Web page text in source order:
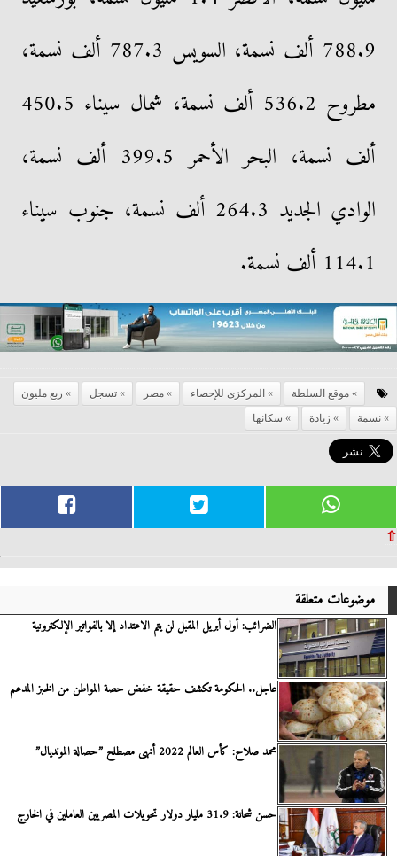
788.9 ألف نسمة، السويس 787.3 ألف نسمة،
مطروح 536.2 ألف نسمة، شمال سيناء 450.5
ألف نسمة، البحر الأحمر 399.5 ألف نسمة،
الوادي الجديد 264.3 ألف نسمة، جنوب سيناء
114.1 ألف نسمة.
موقع السلطة المركزى للإحصاء مصر تسجل
ربع مليون
نسمة
زيادة سكانها
⇧
موضوعات متعلقة
الضرائب: أول أبريل المقبل لن يتم الاعتداد إلا بالفواتير الإلكترونية
عاجل.. الحكومة تكشف حقيقة خفض حصة المواطن من الخبز المدعم
محمد صلاح: كأس العالم 2022 أنهى مصطلح ”حصالة المونديال”
حسن شحاتة: 31.9 مليار دولار تحويلات المصريين العاملين في الخارج